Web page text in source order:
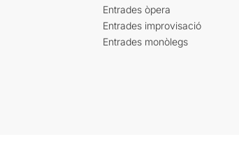
Entrades òpera
Entrades improvisació
Entrades monòlegs